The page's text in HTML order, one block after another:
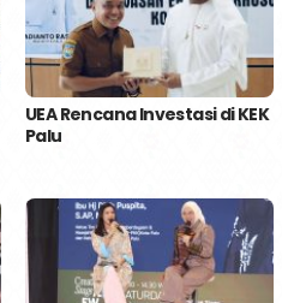
UEA Rencana Investasi di KEK
Palu